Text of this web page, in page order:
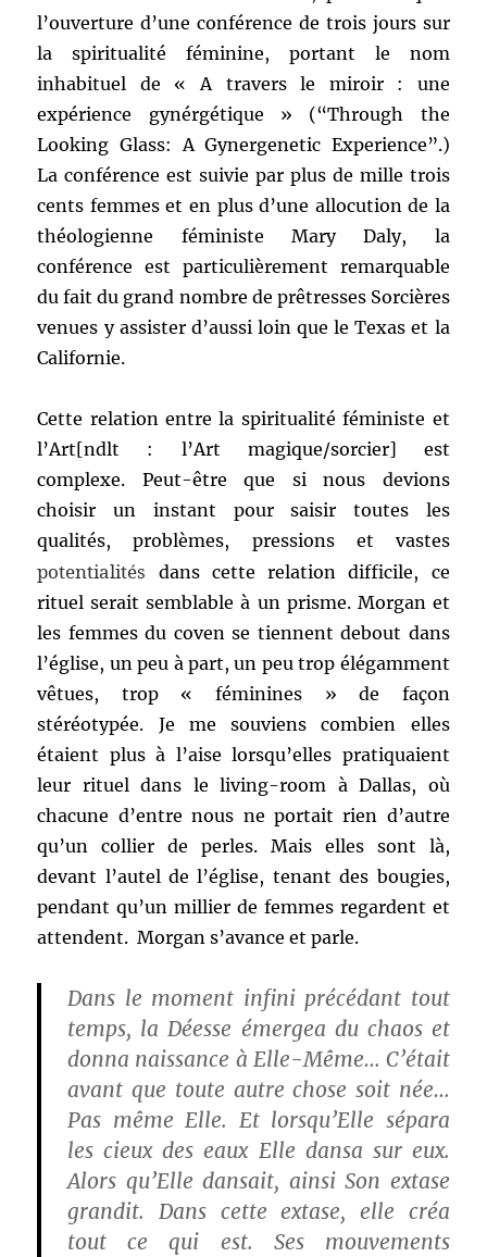
l’ouverture d’une conférence de trois jours sur
la spiritualité féminine, portant le nom
inhabituel de « A travers le miroir : une
expérience gynérgétique » (“Through the
Looking Glass: A Gynergenetic Experience”.)
La conférence est suivie par plus de mille trois
cents femmes et en plus d’une allocution de la
théologienne féministe Mary Daly, la
conférence est particulièrement remarquable
du fait du grand nombre de prêtresses Sorcières
venues y assister d’aussi loin que le Texas et la
Californie.
Cette relation entre la spiritualité féministe et
l’Art[ndlt : l’Art magique/sorcier] est
complexe. Peut-être que si nous devions
choisir un instant pour saisir toutes les
qualités, problèmes, pressions et vastes
potentialités dans cette relation difficile, ce
rituel serait semblable à un prisme. Morgan et
les femmes du coven se tiennent debout dans
l’église, un peu à part, un peu trop élégamment
vêtues, trop « féminines » de façon
stéréotypée. Je me souviens combien elles
étaient plus à l’aise lorsqu’elles pratiquaient
leur rituel dans le living-room à Dallas, où
chacune d’entre nous ne portait rien d’autre
qu’un collier de perles. Mais elles sont là,
devant l’autel de l’église, tenant des bougies,
pendant qu’un millier de femmes regardent et
attendent. Morgan s’avance et parle.
Dans le moment infini précédant tout
temps, la Déesse émergea du chaos et
donna naissance à Elle-Même… C’était
avant que toute autre chose soit née…
Pas même Elle. Et lorsqu’Elle sépara
les cieux des eaux Elle dansa sur eux.
Alors qu’Elle dansait, ainsi Son extase
grandit. Dans cette extase, elle créa
tout ce qui est. Ses mouvements